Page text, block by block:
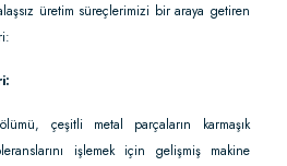
üretim süreçlerimizi bir araya getiren
çeşitli metal parçaların karmaşık
işlemek için gelişmiş makine